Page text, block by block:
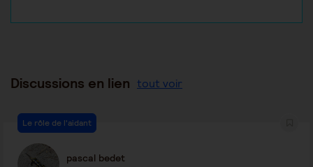
Discussions en lien tout voir
Le rôle de l'aidant
pascal bedet